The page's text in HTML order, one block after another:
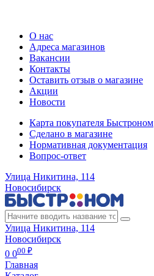
О нас
Адреса магазинов
Вакансии
Контакты
Оставить отзыв о магазине
Акции
Новости
Карта покупателя Быстроном
Сделано в магазине
Нормативная документация
Вопрос-ответ
Улица Никитина, 114
Новосибирск
Улица Никитина, 114
Новосибирск
0 000 ₽
Главная